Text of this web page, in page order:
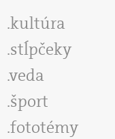
kultúra
stĺpčeky
veda
šport
fototémy